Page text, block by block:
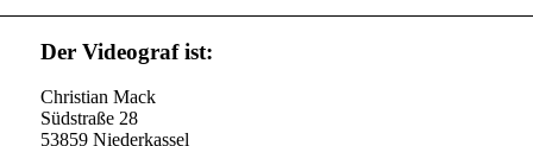
Der Videograf ist:
Christian Mack
Südstraße 28
53859 Niederkassel